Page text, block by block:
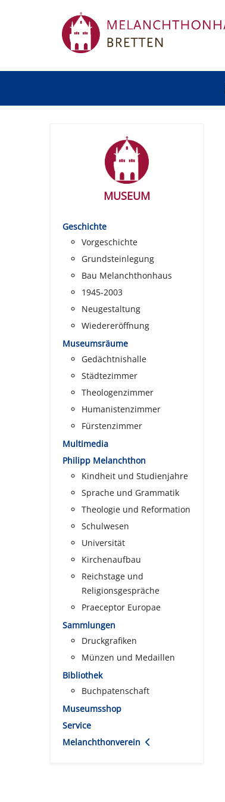
MUSEUM
Geschichte
Vorgeschichte
Grundsteinlegung
Bau Melanchthonhaus
1945-2003
Neugestaltung
Wiedereröffnung
Museumsräume
Gedächtnishalle
Städtezimmer
Theologenzimmer
Humanistenzimmer
Fürstenzimmer
Multimedia
Philipp Melanchthon
Kindheit und Studienjahre
Sprache und Grammatik
Theologie und Reformation
Schulwesen
Universität
Kirchenaufbau
Reichstage und
Religionsgespräche
Praeceptor Europae
Sammlungen
Druckgrafiken
Münzen und Medaillen
Bibliothek
Buchpatenschaft
Museumsshop
Service
Melanchthonverein